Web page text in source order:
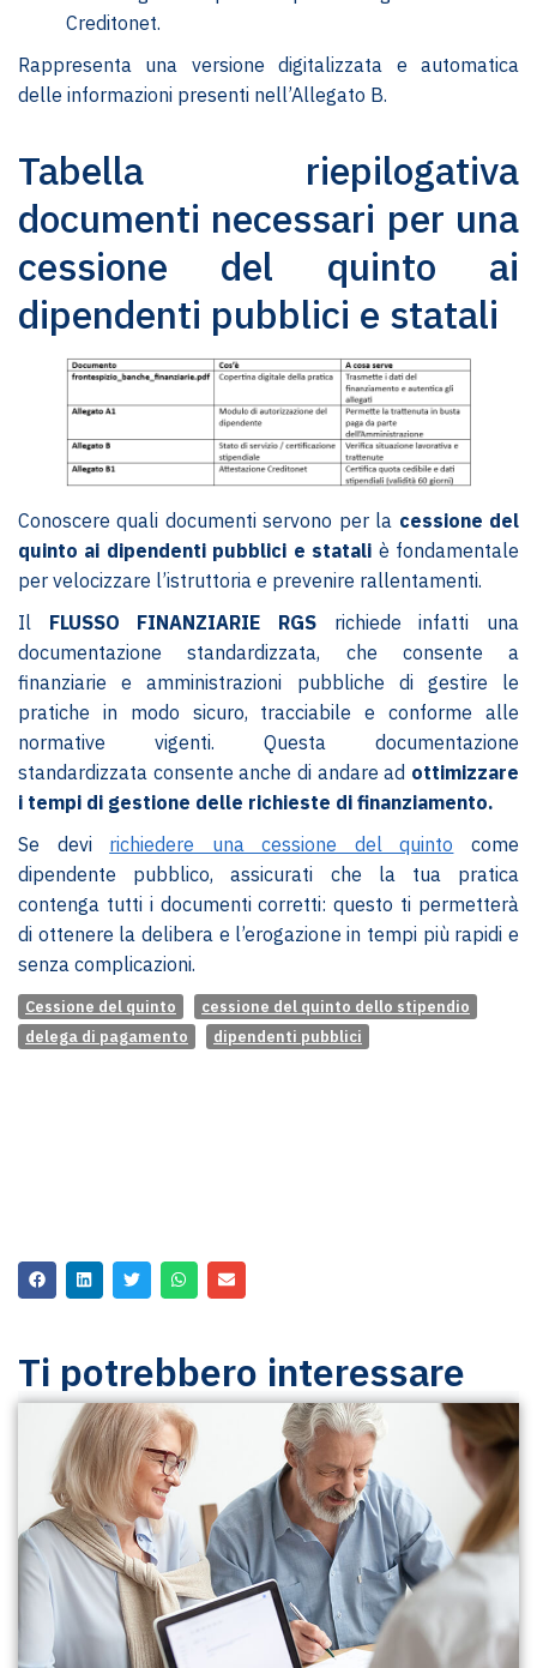
Creditonet.
Rappresenta una versione digitalizzata e automatica
delle informazioni presenti nell’Allegato B.
Tabella riepilogativa
documenti necessari per una
cessione del quinto ai
dipendenti pubblici e statali
Conoscere quali documenti servono per la cessione del
quinto ai dipendenti pubblici e statali è fondamentale
per velocizzare l’istruttoria e prevenire rallentamenti.
Il FLUSSO FINANZIARIE RGS richiede infatti una
documentazione standardizzata, che consente a
finanziarie e amministrazioni pubbliche di gestire le
pratiche in modo sicuro, tracciabile e conforme alle
normative vigenti. Questa documentazione
standardizzata consente anche di andare ad ottimizzare
i tempi di gestione delle richieste di finanziamento.
Se devi richiedere una cessione del quinto come
dipendente pubblico, assicurati che la tua pratica
contenga tutti i documenti corretti: questo ti permetterà
di ottenere la delibera e l’erogazione in tempi più rapidi e
senza complicazioni.
Cessione del quinto
cessione del quinto dello stipendio
delega di pagamento
dipendenti pubblici
Ti potrebbero interessare